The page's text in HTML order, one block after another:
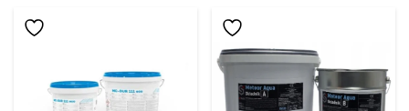
wiele
wariantów.
Opcje